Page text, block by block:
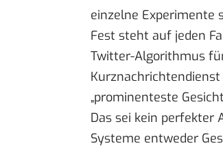
einzelne Experimente
Fest steht auf jeden
Twitter-Algorithmus
„prominenteste
Das sei kein perfekter
Systeme entweder